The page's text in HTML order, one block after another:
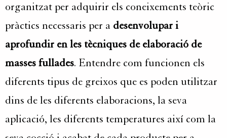
organitzat per adquirir els coneixements teòric
pràctics necessaris per a desenvolupar i
aprofundir en les tècniques de elaboració de
masses fullades. Entendre com funcionen els
diferents tipus de greixos que es poden utilitzar
dins de les diferents elaboracions, la seva
aplicació, les diferents temperatures així com la